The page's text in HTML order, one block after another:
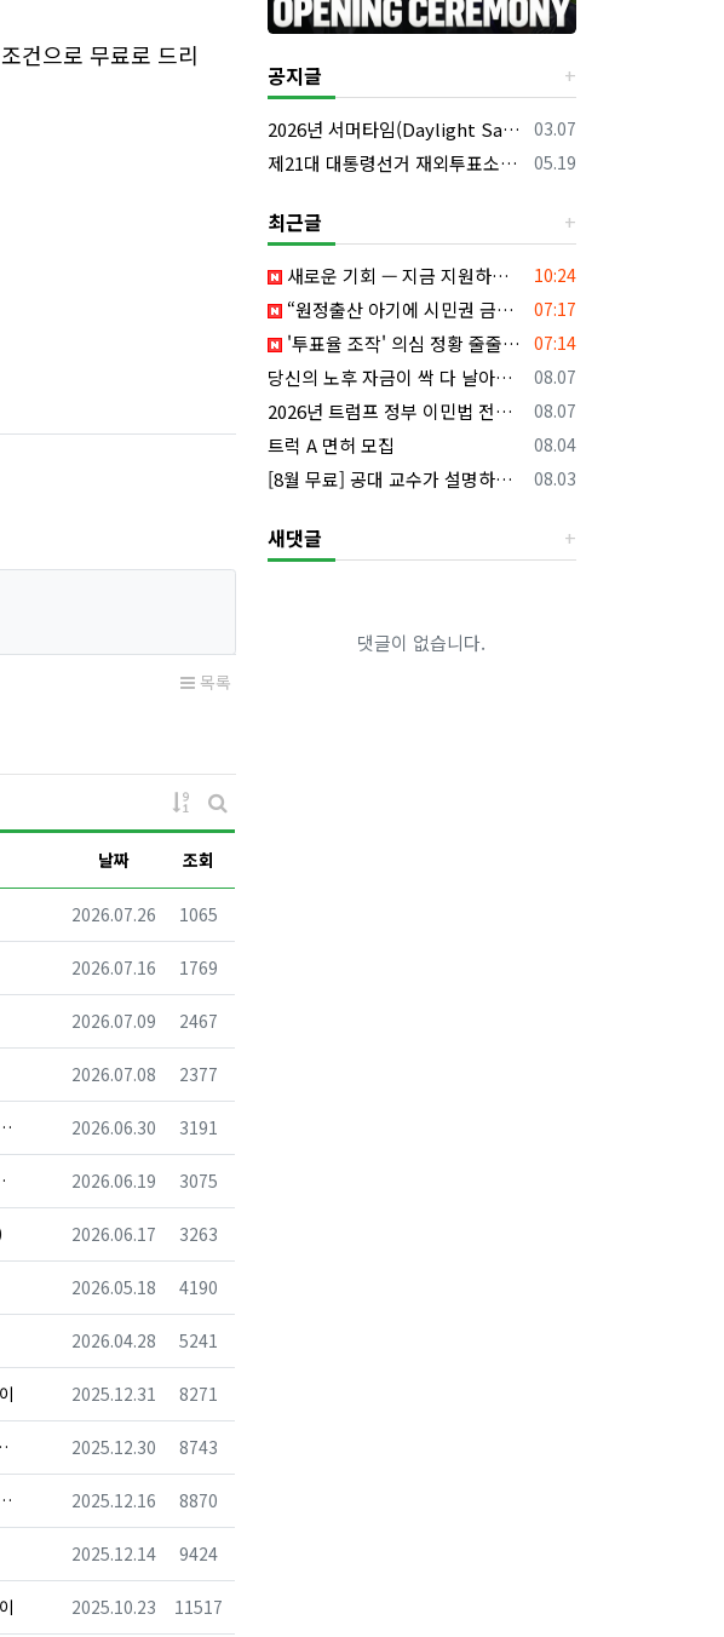
건으로 무료로 드리
목록
게시물 정렬
게시판 검색
날짜 조회
등록일
2026.07.26 조회
1065
등록일
2026.07.16 조회
1769
등록일
2026.07.09 조회
2467
등록일
2026.07.08 조회
2377
등록일
2026.06.30 조회
3191
등록일
2026.06.19 조회
3075
등록일
2026.06.17 조회
3263
등록일
2026.05.18 조회
4190
등록일
2026.04.28 조회
5241
등록일
2025.12.31 조회
8271
등록일
2025.12.30 조회
8743
등록일
2025.12.16 조회
8870
등록일
2025.12.14 조회
9424
등록일
2025.10.23 조회
11517
공지글
등록일
03.07
2026년 서머타임(Daylight Saving Time) 시작 안내
등록일
05.19
제21대 대통령선거 재외투표소의 명칭 및 소재지 등의 공고/올랜도 제외 투표소
최근글
등록일
10:24
새로운 기회 — 지금 지원하세요!
등록일
07:17
“원정출산 아기에 시민권 금지”…트럼프, 행정명령 서명
등록일
07:14
'투표율 조작' 의심 정황 줄줄이...전국·대선까지 확대되나
등록일
08.07
당신의 노후 자금이 싹 다 날아갈 수도 있습니다, 롱텀케어 준비 하기
등록일
08.07
2026년 트럼프 정부 이민법 전면 시행 꼭 알아야 할 4가지!!
등록일
08.04
트럭 A 면허 모집
등록일
08.03
[8월 무료] 공대 교수가 설명하는 AP Physics1 물리 온라인 강의
새댓글
댓글이 없습니다.